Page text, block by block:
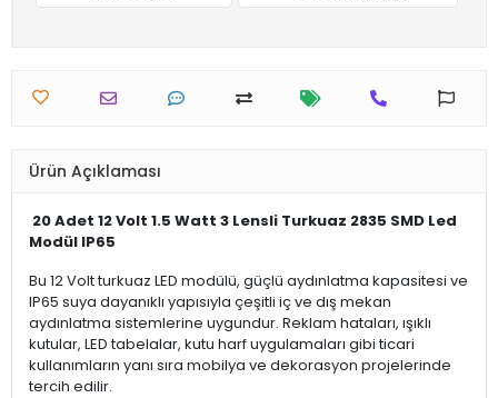
Ürün Açıklaması
20 Adet 12 Volt 1.5 Watt 3 Lensli Turkuaz 2835 SMD Led
Modül IP65
Bu 12 Volt turkuaz LED modülü, güçlü aydınlatma kapasitesi ve
IP65 suya dayanıklı yapısıyla çeşitli iç ve dış mekan
aydınlatma sistemlerine uygundur. Reklam hataları, ışıklı
kutular, LED tabelalar, kutu harf uygulamaları gibi ticari
kullanımların yanı sıra mobilya ve dekorasyon projelerinde
tercih edilir.